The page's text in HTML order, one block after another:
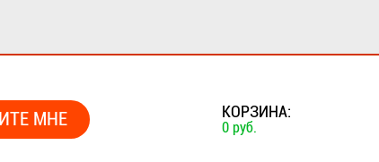
МНЕ КОРЗИНА:
0 руб.